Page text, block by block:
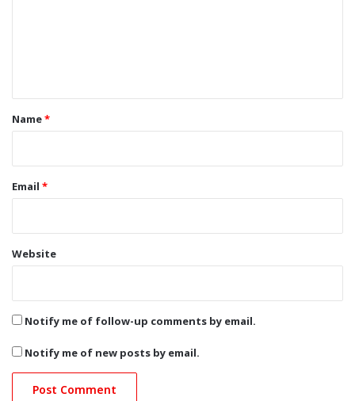
*Name*
Email *
Website
Notify me of follow-up comments by email.
Notify me of new posts by email.